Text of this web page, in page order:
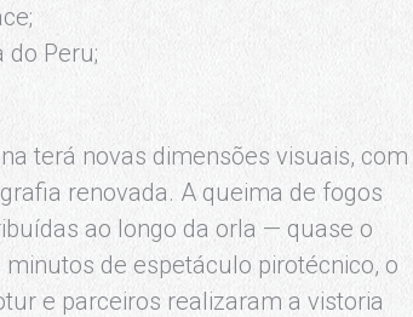
do Peru;
terá novas dimensões visuais, com
renovada. A queima de fogos
ao longo da orla — quase o
de espetáculo pirotécnico, o
e parceiros realizaram a vistoria